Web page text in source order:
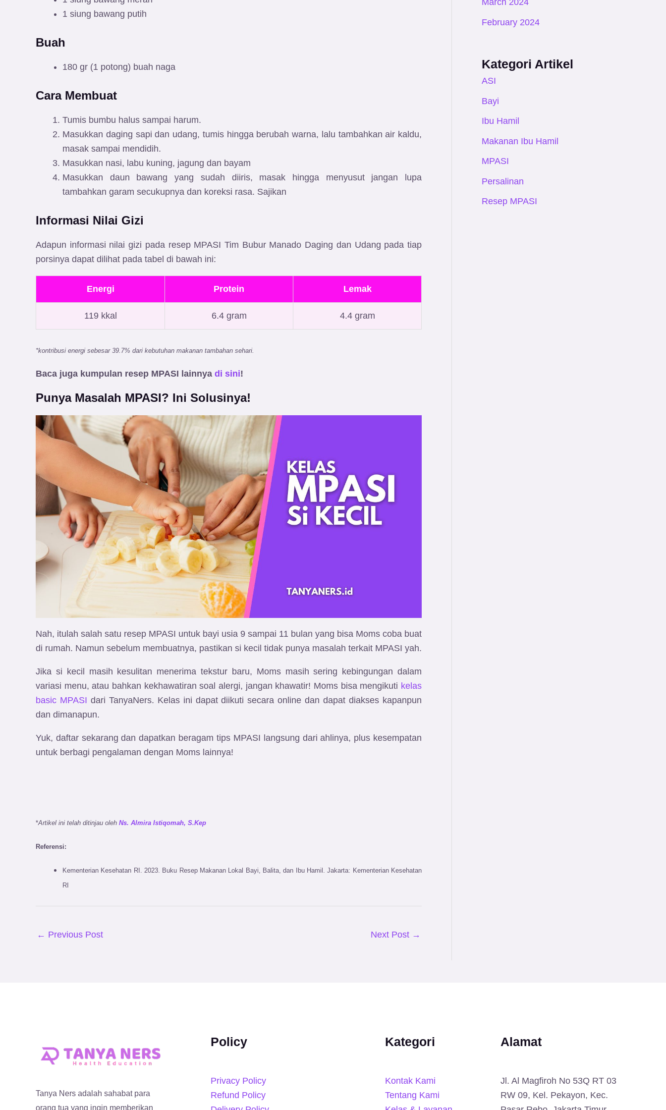
1 siung bawang putih
Buah
180 gr (1 potong) buah naga
Cara Membuat
Tumis bumbu halus sampai harum.
Masukkan daging sapi dan udang, tumis hingga berubah warna, lalu tambahkan air kaldu,
masak sampai mendidih.
Masukkan nasi, labu kuning, jagung dan bayam
Masukkan daun bawang yang sudah diiris, masak hingga menyusut jangan lupa
tambahkan garam secukupnya dan koreksi rasa. Sajikan
Informasi Nilai Gizi
Adapun informasi nilai gizi pada resep MPASI Tim Bubur Manado Daging dan Udang pada tiap
porsinya dapat dilihat pada tabel di bawah ini:
Energi Protein Lemak
119 kkal 6.4 gram 4.4 gram
*kontribusi energi sebesar 39.7% dari kebutuhan makanan tambahan sehari.
Baca juga kumpulan resep MPASI lainnya di sini!
Punya Masalah MPASI? Ini Solusinya!
Nah, itulah salah satu resep MPASI untuk bayi usia 9 sampai 11 bulan yang bisa Moms coba buat
di rumah. Namun sebelum membuatnya, pastikan si kecil tidak punya masalah terkait MPASI yah.
Jika si kecil masih kesulitan menerima tekstur baru, Moms masih sering kebingungan dalam
variasi menu, atau bahkan kekhawatiran soal alergi, jangan khawatir! Moms bisa mengikuti kelas
basic MPASI dari TanyaNers. Kelas ini dapat diikuti secara online dan dapat diakses kapanpun
dan dimanapun.
Yuk, daftar sekarang dan dapatkan beragam tips MPASI langsung dari ahlinya, plus kesempatan
untuk berbagi pengalaman dengan Moms lainnya!
*Artikel ini telah ditinjau oleh Ns. Almira Istiqomah, S.Kep
Referensi:
Kementerian Kesehatan RI. 2023. Buku Resep Makanan Lokal Bayi, Balita, dan Ibu Hamil. Jakarta: Kementerian Kesehatan
RI
← Previous Post Next Post →
March 2024
February 2024
Kategori Artikel
ASI
Bayi
Ibu Hamil
Makanan Ibu Hamil
MPASI
Persalinan
Resep MPASI
Tanya Ners adalah sahabat para
orang tua yang ingin memberikan
Policy
Privacy Policy
Refund Policy
Kategori
Kontak Kami
Tentang Kami
Alamat
Jl. Al Magfiroh No 53Q RT 03
RW 09, Kel. Pekayon, Kec.